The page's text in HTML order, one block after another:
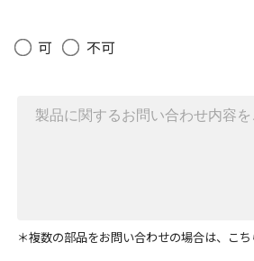
可 不可
＊複数の部品をお問い合わせの場合は、こち